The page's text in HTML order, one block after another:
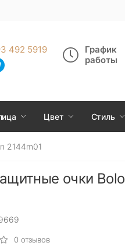
492 5919
График
работы
Цвет Стиль
2144m01
очки
0 отзывов